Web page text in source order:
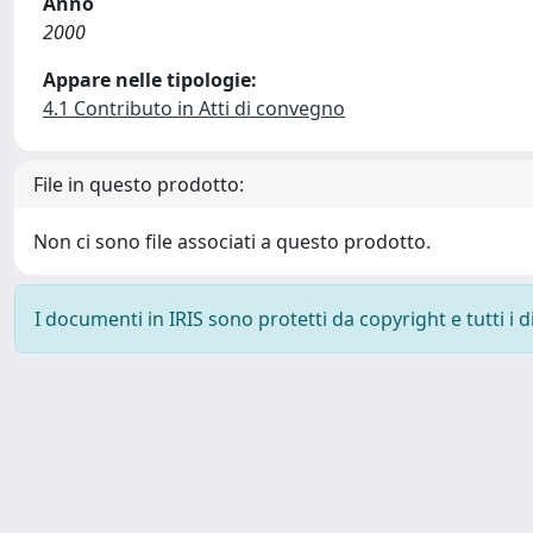
2000
Appare nelle tipologie:
4.1 Contributo in Atti di convegno
File in questo prodotto:
Non ci sono file associati a questo prodotto.
I documenti in IRIS sono protetti da copyright e tutti i